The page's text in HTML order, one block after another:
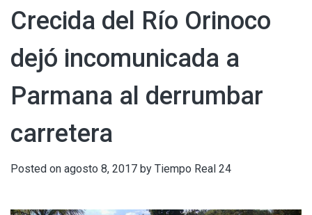
Crecida del Río Orinoco
dejó incomunicada a
Parmana al derrumbar
carretera
Posted on agosto 8, 2017 by Tiempo Real 24